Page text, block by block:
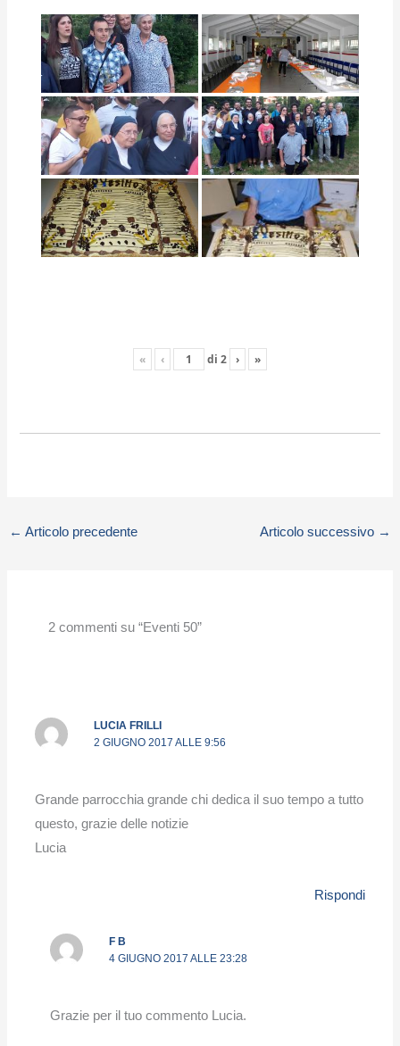
« ‹ di 2 › »
← Articolo precedente Articolo successivo →
2 commenti su “Eventi 50”
LUCIA FRILLI
2 GIUGNO 2017 ALLE 9:56
Grande parrocchia grande chi dedica il suo tempo a tutto
questo, grazie delle notizie
Lucia
Rispondi
F B
4 GIUGNO 2017 ALLE 23:28
Grazie per il tuo commento Lucia.